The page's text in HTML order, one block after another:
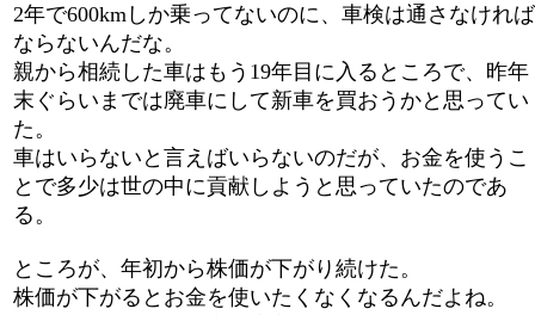
2年で600kmしか乗ってないのに、車検は通さなければ
ならないんだな。
親から相続した車はもう19年目に入るところで、昨年
末ぐらいまでは廃車にして新車を買おうかと思ってい
た。
車はいらないと言えばいらないのだが、お金を使うこ
とで多少は世の中に貢献しようと思っていたのであ
る。
ところが、年初から株価が下がり続けた。
株価が下がるとお金を使いたくなくなるんだよね。